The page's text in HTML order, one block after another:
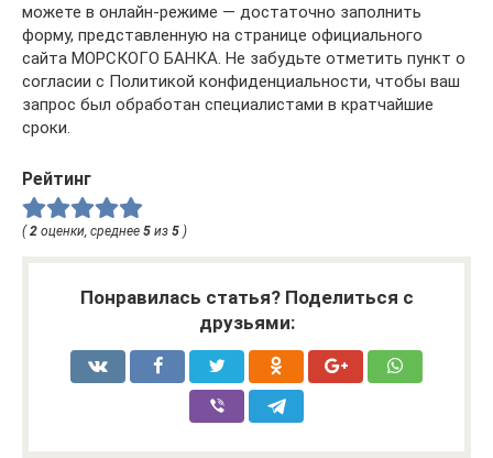
можете в онлайн-режиме — достаточно заполнить
форму, представленную на странице официального
сайта МОРСКОГО БАНКА. Не забудьте отметить пункт о
согласии с Политикой конфиденциальности, чтобы ваш
запрос был обработан специалистами в кратчайшие
сроки.
Рейтинг
(2 оценки, среднее 5 из 5 )
Понравилась статья? Поделиться с
друзьями: